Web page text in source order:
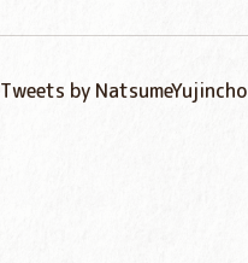
Tweets by NatsumeYujincho